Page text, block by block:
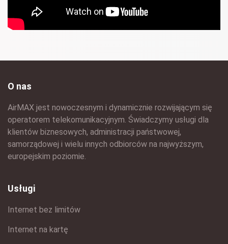
O nas
AirMAX jest nowoczesnym i dynamicznie rozwijającym się
operatorem telekomunikacyjnym. Świadczymy usługi dla
klientów biznesowych, administracji państwowej,
samorządowej i wielu innych odbiorców na najwyższym,
europejskim poziomie.
Usługi
Internet bez limitów
Internet na kartę